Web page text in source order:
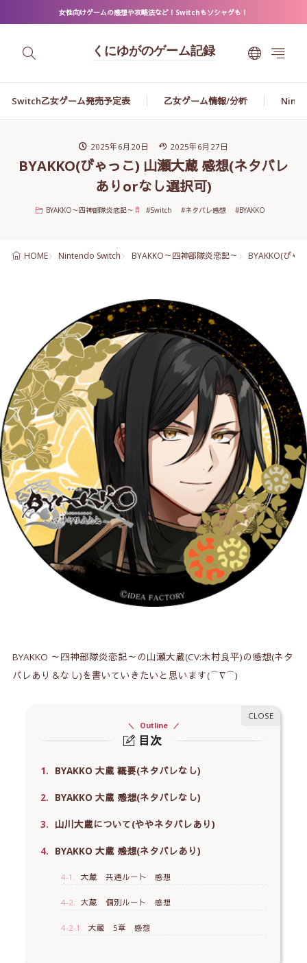
女性向けゲームの感想や攻略法など！Switchもソシャゲも！
くにゆがのゲーム記録
Switch乙女ゲーム発売予定表 乙女ゲーム情報/分析
2025年6月20日 2025年6月27日
BYAKKO(びゃっこ) 山瀬大蔵 感想(ネタバレ
ありorなし選択可)
BYAKKO～四神部隊炎恋記～ #Switch #ネタバレ感想 #BYAKKO
HOME Nintendo Switch BYAKKO～四神部隊炎恋記～ BYAKKO(びゃ
BYAKKO ～四神部隊炎恋記～の山瀬大蔵(CV:木村良平)の感想(ネタ
バレあり＆なし)を書いていきたいと思います(⌒∇⌒)
目次
Outline
1. BYAKKO 大蔵 概要(ネタバレなし)
2. BYAKKO 大蔵 感想(ネタバレなし)
3. 山川大蔵について(ややネタバレあり)
4. BYAKKO 大蔵 感想(ネタバレあり)
4-1. 大蔵 共通ルート 感想
4-2. 大蔵 個別ルート 感想
4-2-1. 大蔵 5章 感想